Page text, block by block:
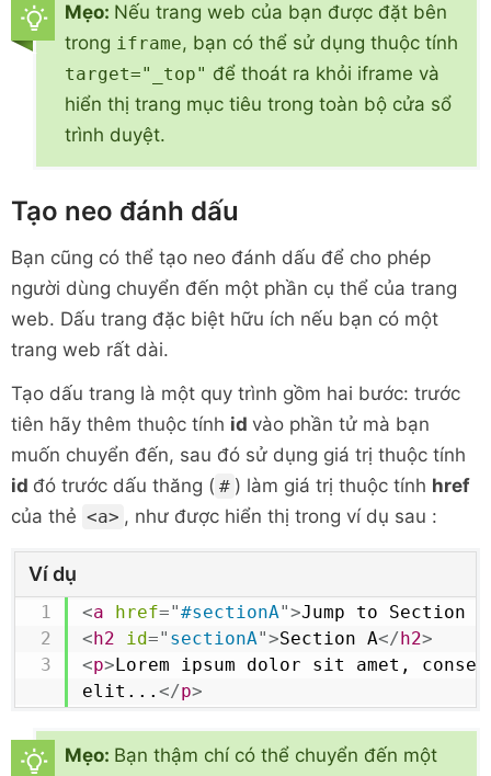
Mẹo: Nếu trang web của bạn được đặt bên
trong iframe, bạn có thể sử dụng thuộc tính
target="_top" để thoát ra khỏi iframe và
hiển thị trang mục tiêu trong toàn bộ cửa sổ
trình duyệt.
Tạo neo đánh dấu
Bạn cũng có thể tạo neo đánh dấu để cho phép
người dùng chuyển đến một phần cụ thể của trang
web. Dấu trang đặc biệt hữu ích nếu bạn có một
trang web rất dài.
Tạo dấu trang là một quy trình gồm hai bước: trước
tiên hãy thêm thuộc tính id vào phần tử mà bạn
muốn chuyển đến, sau đó sử dụng giá trị thuộc tính
id đó trước dấu thăng ( # ) làm giá trị thuộc tính href
của thẻ <a> , như được hiển thị trong ví dụ sau :
Ví dụ
<a href="#sectionA">Jump to Section A
<h2 id=" sectionA">Section A</h2>
<p>Lorem ipsum dolor sit amet,
elit... </p>
Mẹo: Bạn thậm chí có thể chuyển đến một